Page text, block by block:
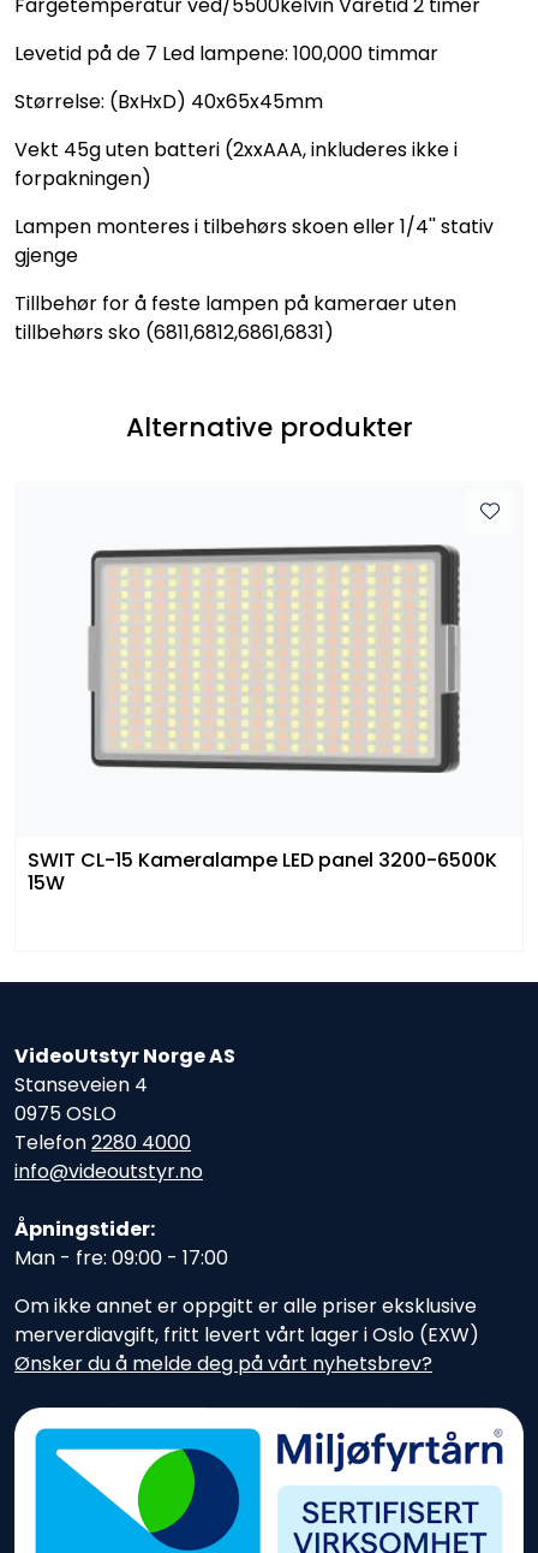
Levetid på de 7 Led lampene: 100,000 timmar
Størrelse: (BxHxD) 40x65x45mm
Vekt 45g uten batteri (2xxAAA, inkluderes ikke i
forpakningen)
Lampen monteres i tilbehørs skoen eller 1/4'' stativ
gjenge
Tillbehør for å feste lampen på kameraer uten
tillbehørs sko (6811,6812,6861,6831)
Alternative produkter
SWIT CL-15 Kameralampe LED panel 3200-6500K
15W
VideoUtstyr Norge AS
Stanseveien 4
0975 OSLO
Telefon2280 4000
info@videoutstyr.no
Åpningstider:
Man - fre: 09:00 - 17:00
Om ikke annet er oppgitt er alle priser eksklusive
merverdiavgift, fritt levert vårt lager i Oslo (EXW)
Ønsker du å melde deg på vårt nyhetsbrev?